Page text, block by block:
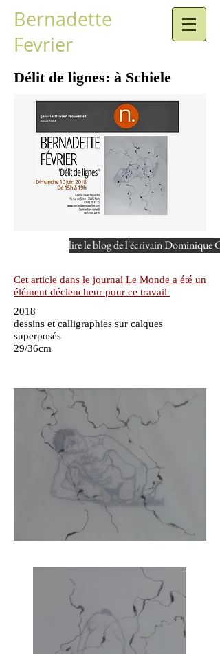
Bernadette
Fevrier
Délit de lignes: à Schiele
lire le blog de l'écrivain Dominique
Cet article dans le journal Le Monde a été un
élément déclencheur pour ce travail
2018
dessins et calligraphies sur calques
superposés
29/36cm